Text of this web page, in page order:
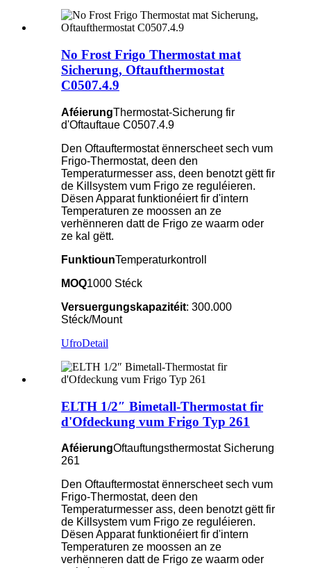
No Frost Frigo Thermostat mat
Sicherung, Oftaufthermostat
C0507.4.9
AféierungThermostat-Sicherung fir
d'Oftauftaue C0507.4.9
Den Oftauftermostat ënnerscheet sech vum
Frigo-Thermostat, deen den
Temperaturmesser ass, deen benotzt gëtt fir
de Killsystem vum Frigo ze reguléieren.
Dësen Apparat funktionéiert fir d'intern
Temperaturen ze moossen an ze
verhënneren datt de Frigo ze waarm oder
ze kal gëtt.
FunktiounTemperaturkontroll
MOQ1000 Stéck
Versuergungskapazitéit: 300.000
Stéck/Mount
UfroDetail
ELTH 1/2″ Bimetall-Thermostat fir
d'Ofdeckung vum Frigo Typ 261
AféierungOftauftungsthermostat Sicherung
261
Den Oftauftermostat ënnerscheet sech vum
Frigo-Thermostat, deen den
Temperaturmesser ass, deen benotzt gëtt fir
de Killsystem vum Frigo ze reguléieren.
Dësen Apparat funktionéiert fir d'intern
Temperaturen ze moossen an ze
verhënneren datt de Frigo ze waarm oder